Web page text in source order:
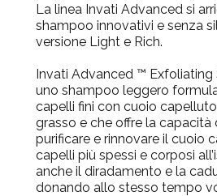
La linea Invati Advanced si
shampoo innovativi e senza
versione Light e Rich.
Invati Advanced ™
uno shampoo leggero
capelli fini con cuoio
grasso e che offre la capacità
purificare e rinnovare il cuoio
capelli più spessi e corposi
anche il diradamento e la
donando allo stesso tempo